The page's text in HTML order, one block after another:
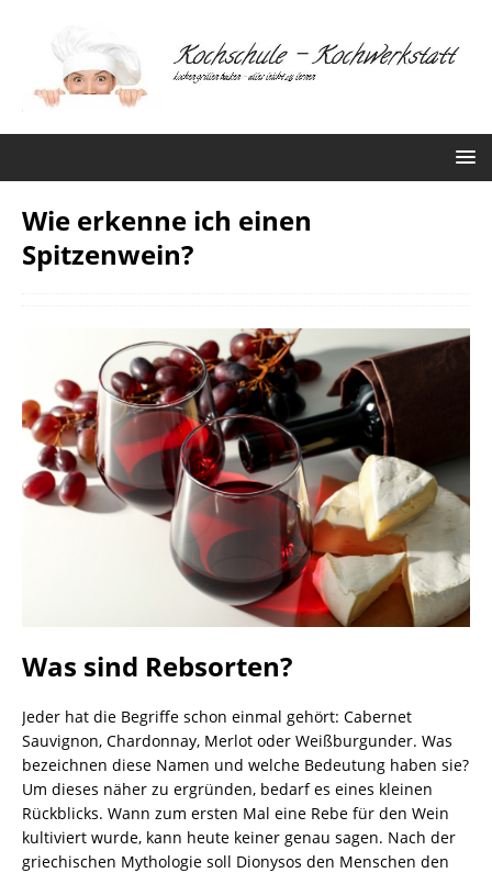
Wie erkenne ich einen
Spitzenwein?
Was sind Rebsorten?
Jeder hat die Begriffe schon einmal gehört: Cabernet
Sauvignon, Chardonnay, Merlot oder Weißburgunder. Was
bezeichnen diese Namen und welche Bedeutung haben sie?
Um dieses näher zu ergründen, bedarf es eines kleinen
Rückblicks. Wann zum ersten Mal eine Rebe für den Wein
kultiviert wurde, kann heute keiner genau sagen. Nach der
griechischen Mythologie soll Dionysos den Menschen den